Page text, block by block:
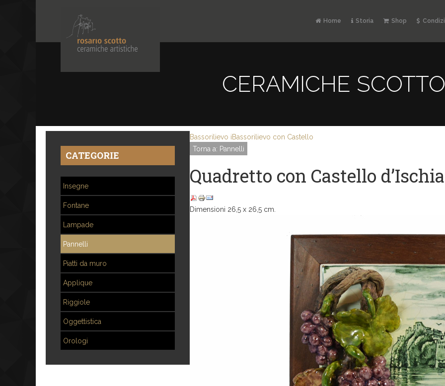
Home Storia Shop
CERAMICHE SCOTTO
Bassorilievo iBassorilievo con Castello
Torna a: Pannelli
Quadretto con Castello d’Ischia
Dimensioni 26,5 x 26,5 cm.
CATEGORIE
Insegne
Fontane
Lampade
Pannelli
Piatti da muro
Applique
Riggiole
Oggettistica
Orologi